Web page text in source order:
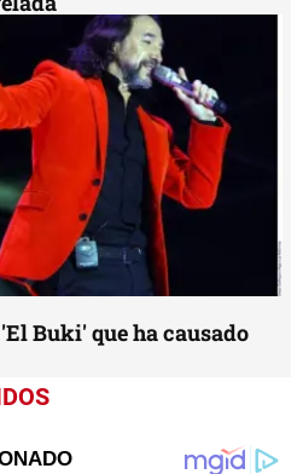
Buki' que ha causado